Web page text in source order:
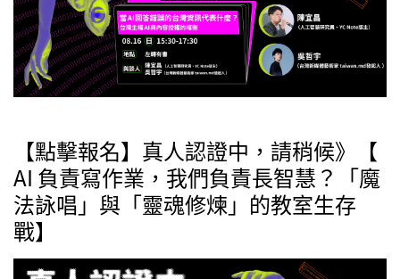
【點擊報名】真人認證中，請稍候》【
AI 負責寫作業，我們負責長智慧？「魔
法詠唱」與「靈魂修煉」的教室生存
戰】